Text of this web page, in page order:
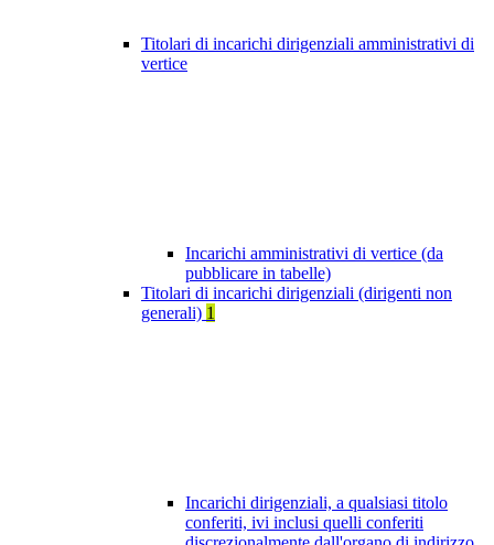
Titolari di incarichi dirigenziali amministrativi di
vertice
Incarichi amministrativi di vertice (da
pubblicare in tabelle)
Titolari di incarichi dirigenziali (dirigenti non
generali) 1
Incarichi dirigenziali, a qualsiasi titolo
conferiti, ivi inclusi quelli conferiti